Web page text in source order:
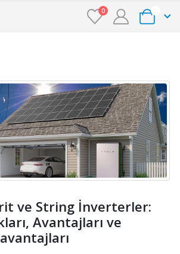
0
ve String İnverterler:
Avantajları ve